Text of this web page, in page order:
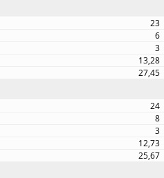
23
6
3
13,28
27,45
24
8
3
12,73
25,67